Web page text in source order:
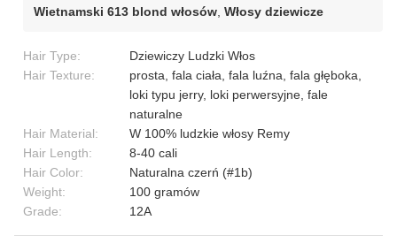
Wietnamski 613 blond włosów Włosy dziewicze
Hair Type:
Dziewiczy Ludzki Włos
Hair Texture:
prosta, fala ciała, fala luźna, fala głęboka,
loki typu jerry, loki perwersyjne, fale
naturalne
Hair Material:
W 100% ludzkie włosy Remy
Hair Length:
8-40 cali
Hair Color:
Naturalna czerń (#1b)
Weight:
100 gramów
Grade:
12A